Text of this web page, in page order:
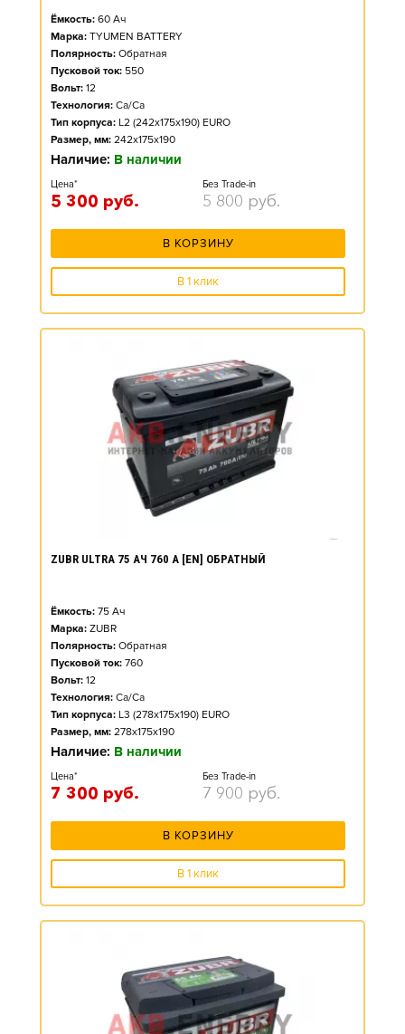
Ёмкость: 60 Ач
Марка: TYUMEN BATTERY
Полярность: Обратная
Пусковой ток: 550
Вольт: 12
Технология: Ca/Ca
Тип корпуса: L2 (242x175x190) EURO
Размер, мм: 242x175x190
Наличие: В наличии
Цена*
5 300 руб.
Без Trade-in
5 800 руб.
В КОРЗИНУ
В 1 клик
ZUBR ULTRA 75 АЧ 760 А [EN] ОБРАТНЫЙ
Ёмкость: 75 Ач
Марка: ZUBR
Полярность: Обратная
Пусковой ток: 760
Вольт: 12
Технология: Ca/Ca
Тип корпуса: L3 (278x175x190) EURO
Размер, мм: 278x175x190
Наличие: В наличии
Цена*
7 300 руб.
Без Trade-in
7 900 руб.
В КОРЗИНУ
В 1 клик